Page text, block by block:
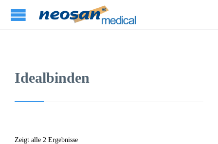
Idealbinden
Zeigt alle 2 Ergebnisse